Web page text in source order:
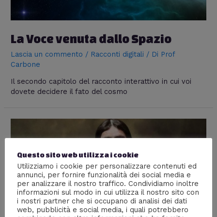
La Voce venuta dallo Spazio
Lascia un commento / Racconti digitali / Di Prof
Carbone
Il secondo capitolo del racconto interattivo in cui voi
dovete decidere il fato del cosmo
Questo sito web utilizza i cookie
Utilizziamo i cookie per personalizzare contenuti ed
annunci, per fornire funzionalità dei social media e
per analizzare il nostro traffico. Condividiamo inoltre
informazioni sul modo in cui utilizza il nostro sito con
i nostri partner che si occupano di analisi dei dati
web, pubblicità e social media, i quali potrebbero